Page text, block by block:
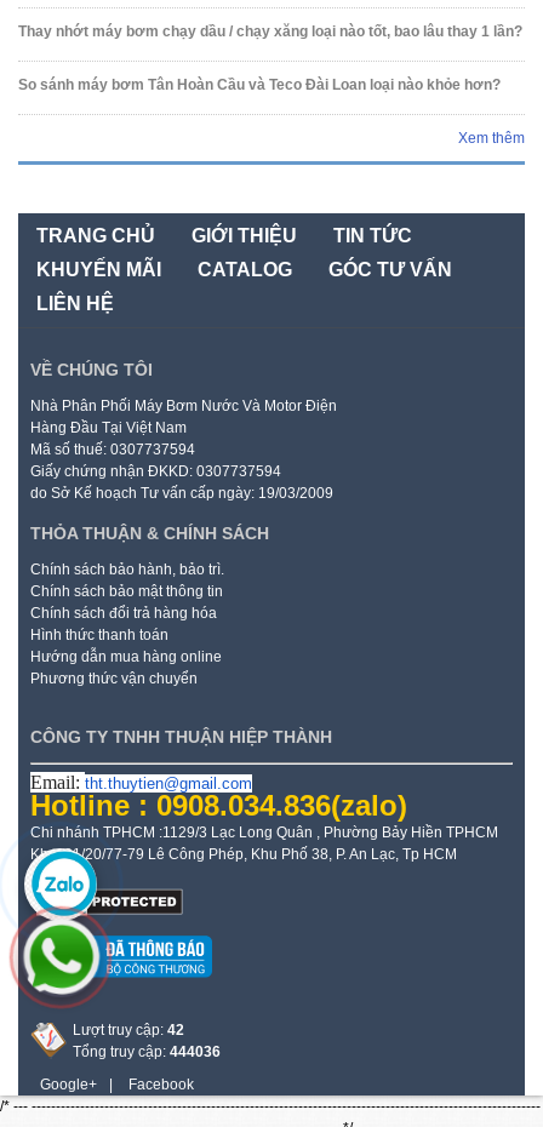
Thay nhớt máy bơm chạy dầu / chạy xăng loại nào tốt, bao lâu thay 1 lần?
So sánh máy bơm Tân Hoàn Cầu và Teco Đài Loan loại nào khỏe hơn?
Xem thêm
TRANG CHỦ GIỚI THIỆU
TIN TỨC
KHUYẾN MÃI
CATALOG
GÓC TƯ VẤN
LIÊN HỆ
VỀ CHÚNG TÔI
Nhà Phân Phối Máy Bơm Nước Và Motor Điện
Hàng Đầu Tại Việt Nam
Mã số thuế: 0307737594
Giấy chứng nhận ĐKKD: 0307737594
do Sở Kế hoạch Tư vấn cấp ngày: 19/03/2009
THỎA THUẬN & CHÍNH SÁCH
Chính sách bảo hành, bảo trì.
Chính sách bảo mật thông tin
Chính sách đổi trả hàng hóa
Hình thức thanh toán
Hướng dẫn mua hàng online
Phương thức vận chuyển
CÔNG TY TNHH THUẬN HIỆP THÀNH
Email: tht.thuytien@gmail.com
Hotline : 0908.034.836(zalo)
Chi nhánh TPHCM :1129/3 Lạc Long Quân , Phường Bảy Hiền TPHCM
Kho: 21/20/77-79 Lê Công Phép, Khu Phố 38, P. An Lạc, Tp HCM
Lượt truy cập: 42
Tổng truy cập: 444036
Google+
|
Facebook
/* --- ---------------------------------------------------------------------------------------------------------